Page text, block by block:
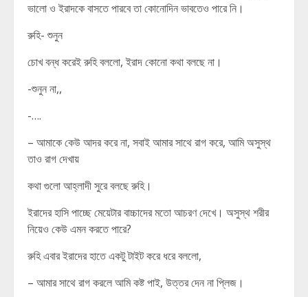
ভালো ও ইরাদকে বাসতে পারবে তা কোনোদিন ভাবতেও পারে নি।
রুহি- শুনুন
চোখ বন্ধ করেই রুহি বললো, ইরাদ কোনো কথা বলছে না।
-শুনুন না,,
-….
– আমাকে কেউ আদর করে না, সবাই আমার সাথে রাগ করে, আমি অসুস্থ
তাও রাগ দেখায়
কথা গুলো আহ্লাদী সুরে বলছে রুহি।
ইরাদের হাসি পাচ্ছে মেয়েটার বাচ্চাদের মতো আচরণ দেখে। অসুস্থ শরীর
নিয়েও কেউ এমন করতে পারে?
রুহি এবার ইরাদের হাতে একটু টাইট করে ধরে বললো,
– আমার সাথে রাগ করলে আমি কষ্ট পাই, উত্তর দেন না প্লিজ।